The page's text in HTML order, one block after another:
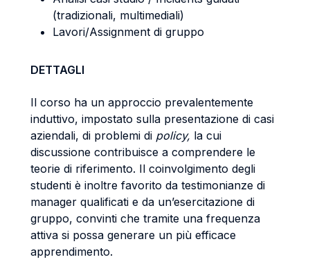
(tradizionali, multimediali)
Lavori/Assignment di gruppo
DETTAGLI
Il corso ha un approccio prevalentemente
induttivo, impostato sulla presentazione di casi
aziendali, di problemi di policy, la cui
discussione contribuisce a comprendere le
teorie di riferimento. Il coinvolgimento degli
studenti è inoltre favorito da testimonianze di
manager qualificati e da un’esercitazione di
gruppo, convinti che tramite una frequenza
attiva si possa generare un più efficace
apprendimento.